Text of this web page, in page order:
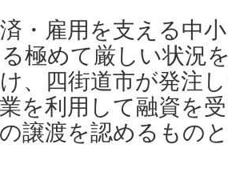
・雇用を支える中
極めて厳しい状況
、四街道市が発注
を利用して融資を
譲渡を認めるもの